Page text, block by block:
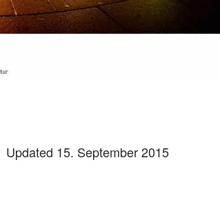
Updated 15. September 2015